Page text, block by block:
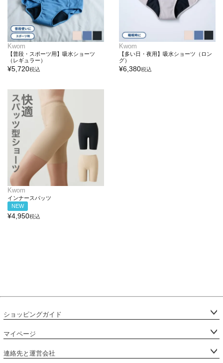
Kwom
【普段・スポーツ用】吸水ショーツ
（レギュラー）
¥5,720税込
Kwom
【多い日・夜用】吸水ショーツ（ロン
グ）
¥6,380税込
Kwom
インナースパッツ
NEW
¥4,950税込
ショッピングガイド
マイページ
連絡先と運営会社